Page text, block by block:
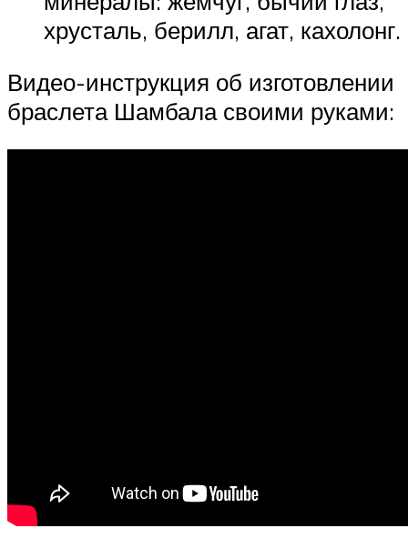
хрусталь, берилл, агат, кахолонг.
Видео-инструкция об изготовлении
браслета Шамбала своими руками: